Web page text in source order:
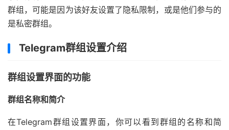
群组，可能是因为该好友设置了隐私限制，或是他们参与的
是私密群组。
Telegram群组设置介绍
群组设置界面的功能
群组名称和简介
在Telegram群组设置界面，你可以看到群组的名称和简